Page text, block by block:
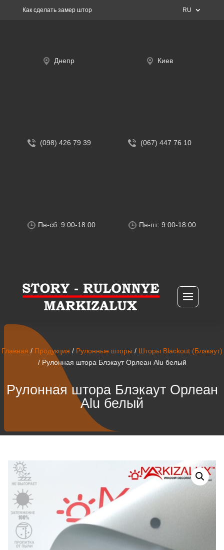
Как сделать замер штор RU
Днепр
(098) 426 79 39
Пн-сб: 9:00-18:00
Киев
(067) 447 76 10
Пн-пт: 9:00-18:00
Главная / Продукция / Рулонные шторы / Шторы Blackout (Блэкаут)
/ Рулонная штора Блэкаут Орлеан Alu белый
Рулонная штора Блэкаут Орлеан
Alu белый